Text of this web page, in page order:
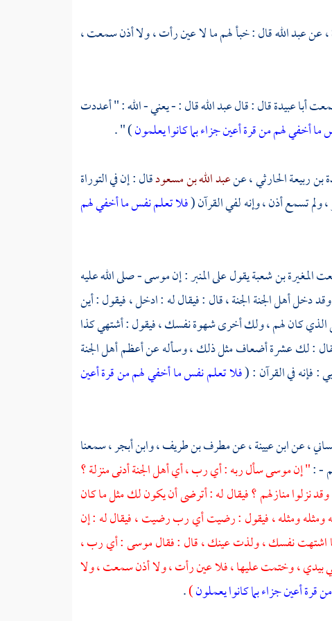
عنعبد اللهقال : خبأ لهم ما لا عين رأت ، ولا أذن سمعت ،
أبا عبيدةقال : قالعبد اللهقال : - يعني - الله : " أعددت
أخفي لهم من قرة أعين جزاء بما كانوا يعلمون) " .
بن ربيعة الحارثي ،عنعبد الله بن مسعودقال : إن في التوراة
ولم تسمع أذن ، وإنه لفي القرآن (فلا تعلم نفس ما أخفي لهم
المغيرة بن شعبةيقول على المنبر : إنموسى - صلى الله عليه
دخل أهل الجنة الجنة ، قال : فيقال له : ادخل ، فيقول : أين
الذي كان لهم ، ولك أخرى شهوة نفسك ، فيقول : أشتهي كذا
: لك عشرة أضعاف مثل ذلك ، وسأله عن أعظم أهل الجنة
: فإنه في القرآن : (فلا تعلم نفس ما أخفي لهم من قرة أعين
،عنابن عيينة ،عنمطرف بن طريف ،وابن أبجر ،سمعنا
- :" إنموسىسأل ربه : أي رب ، أي أهل الجنة أدنى منزلة ؟
نزلوا منازلهم ؟ فيقال له : أترضى أن يكون لك مثل ما كان
ومثله ، فيقول : رضيت أي رب رضيت ، فيقال له : إن
اشتهت نفسك ، ولذت عينك ، قال : فقال موسى : أي رب ،
بيدي ، وختمت عليها ، فلا عين رأت ، ولا أذن سمعت ، ولا
أعين جزاء بما كانوا يعملون)
.